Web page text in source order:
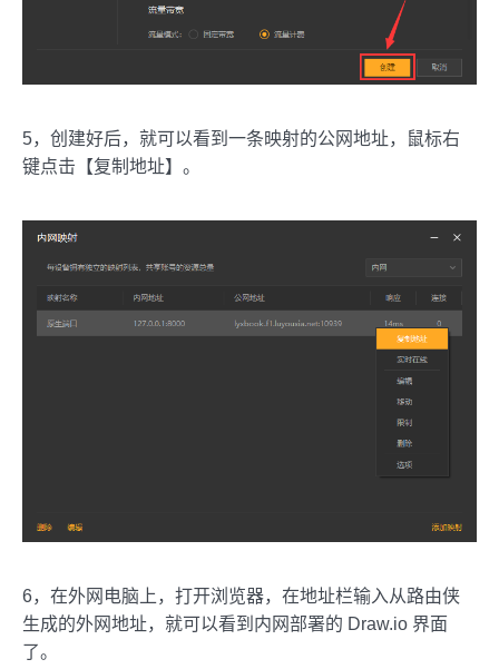
5，创建好后，就可以看到一条映射的公网地址，鼠标右
键点击【复制地址】。
6，在外网电脑上，打开浏览器，在地址栏输入从路由侠
生成的外网地址，就可以看到内网部署的 Draw.io 界面
了。